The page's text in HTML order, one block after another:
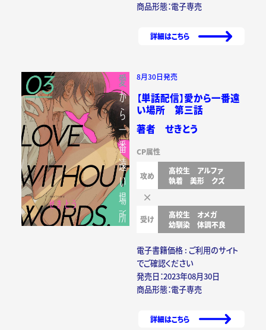
商品形態：電子専売
詳細はこちら
8月30日発売
【単話配信】愛から一番遠
い場所 第三話
著者 せきとう
CP属性
攻め 高校生
アルファ
執着
美形 クズ
受け 高校生
オメガ
幼馴染
体調不良
電子書籍価格 : ご利用のサイト
でご確認ください
発売日：2023年08月30日
商品形態：電子専売
詳細はこちら